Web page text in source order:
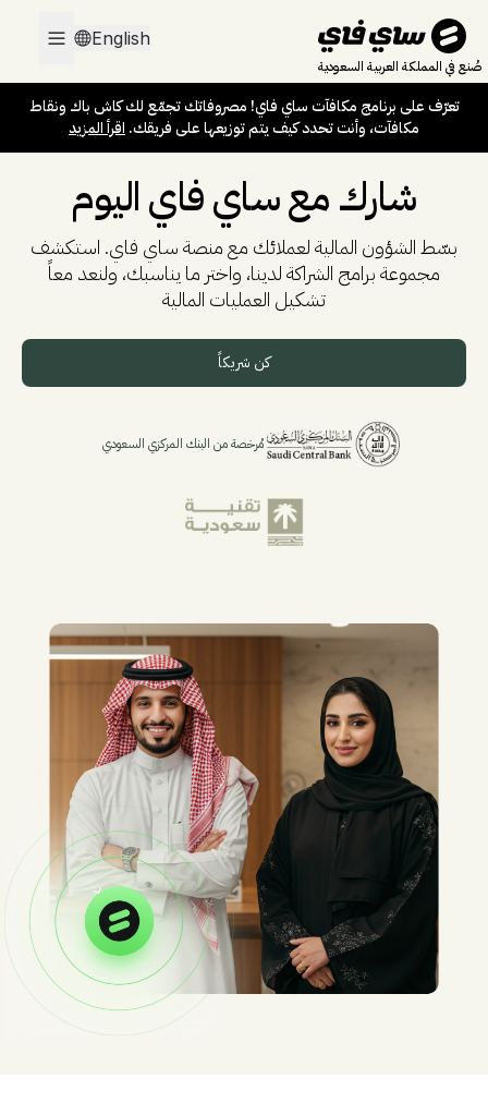
صُنع في المملكة العربية السعودية
English
تعرّف على برنامج مكافآت ساي فاي! مصروفاتك تجمّع لك كاش باك ونقاط
مكافآت، وأنت تحدد كيف يتم توزيعها على فريقك. اقرأ المزيد
تعرّف على برنامج مكافآت ساي فاي! مصروفاتك تجمّع لك كاش باك ونقاط
مكافآت، وأنت تحدد كيف يتم توزيعها على فريقك.اقرأ المزيد
شارك مع ساي فاي اليوم
بسّط الشؤون المالية لعملائك مع منصة ساي فاي. استكشف
مجموعة برامج الشراكة لدينا، واختر ما يناسبك، ولنعد معاً
تشكيل العمليات المالية
كن شريكاً
مُرخصة من البنك المركزي السعودي